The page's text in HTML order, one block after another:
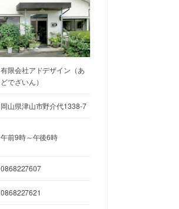
有限会社アドデザイン（あ
どでざいん）
岡山県津山市野介代1338-7
午前9時～午後6時
0868227607
0868227621